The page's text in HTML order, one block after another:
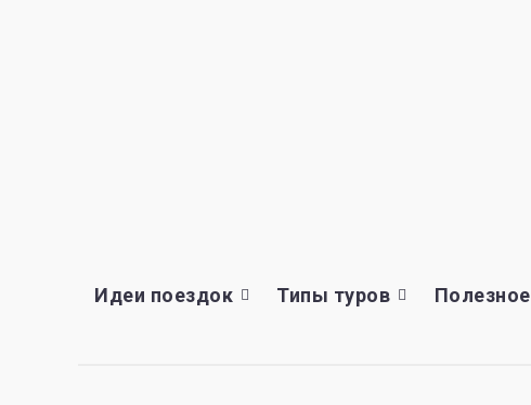
Идеи поездок Типы туров Полезное